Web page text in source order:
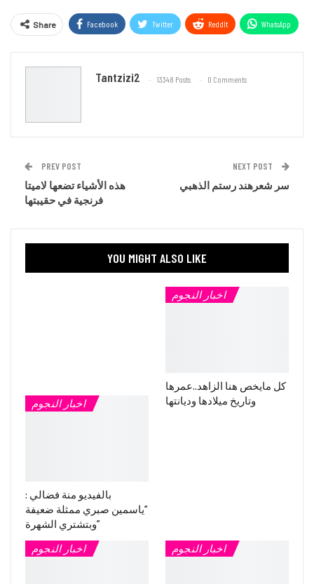
Share Facebook Twitter ReddIt WhatsApp
Tantzizi2 13348 Posts 0 Comments
PREV POST
هذه الأشياء تضعها لاميتا
فرنجية في حقيبتها
NEXT POST
سر شعرهند رستم الذهبي
YOU MIGHT ALSO LIKE
اخبار النجوم
بالفيديو منة فضالي :
“ياسمين صبري ممثلة ضعيفة
وبتشتري الشهرة”
اخبار النجوم
كل مايخص هنا الزاهد..عمرها
وتاريخ ميلادها وديانتها
اخبار النجوم اخبار النجوم